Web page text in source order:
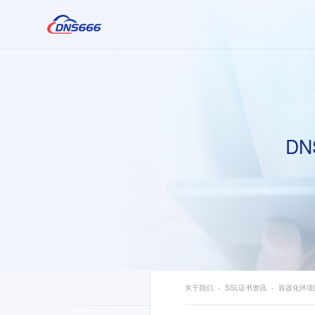
关于我们 SSL证书资讯 容器化环